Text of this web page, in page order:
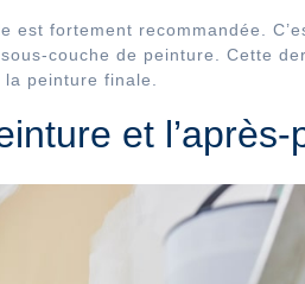
est fortement recommandée.
couche de peinture. Cette
la peinture finale.
et l’après-